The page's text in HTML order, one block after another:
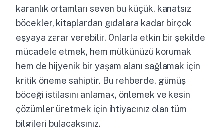
karanlık ortamları seven bu küçük, kanatsız
böcekler, kitaplardan gıdalara kadar birçok
eşyaya zarar verebilir. Onlarla etkin bir şekilde
mücadele etmek, hem mülkünüzü korumak
hem de hijyenik bir yaşam alanı sağlamak için
kritik öneme sahiptir. Bu rehberde, gümüş
böceği istilasını anlamak, önlemek ve kesin
çözümler üretmek için ihtiyacınız olan tüm
bilgileri bulacaksınız.